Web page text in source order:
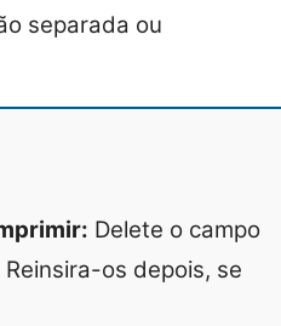
separada ou
Delete o campo
os depois, se